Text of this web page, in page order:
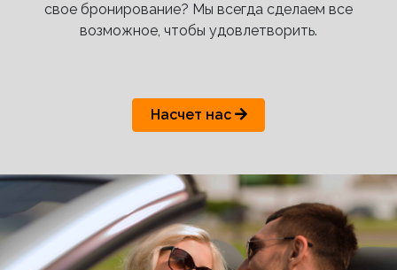
свое бронирование? Мы всегда сделаем все
возможное, чтобы удовлетворить.
Насчет нас